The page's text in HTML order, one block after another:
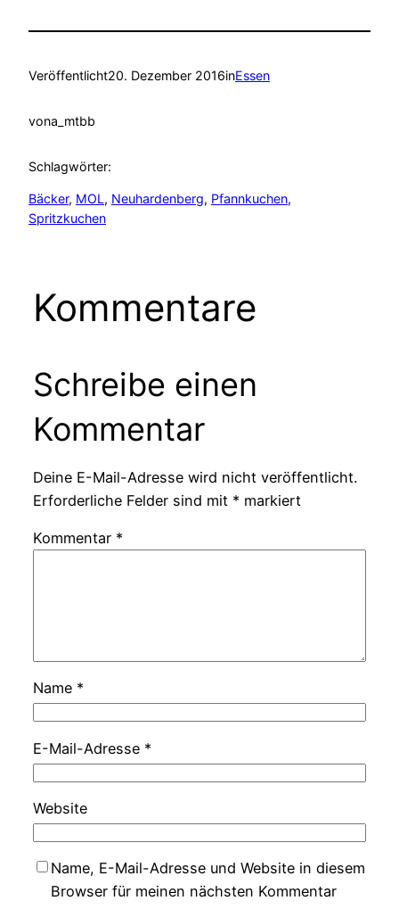
Veröffentlicht20. Dezember 2016inEssen
vona_mtbb
Schlagwörter:
Bäcker, MOL, Neuhardenberg, Pfannkuchen
Spritzkuchen
Kommentare
Schreibe einen
Kommentar
Deine E-Mail-Adresse wird nicht veröffentlicht.
Erforderliche Felder sind mit * markiert
Kommentar *
Name *
E-Mail-Adresse *
Website
Name, E-Mail-Adresse und Website in diesem
Browser für meinen nächsten Kommentar